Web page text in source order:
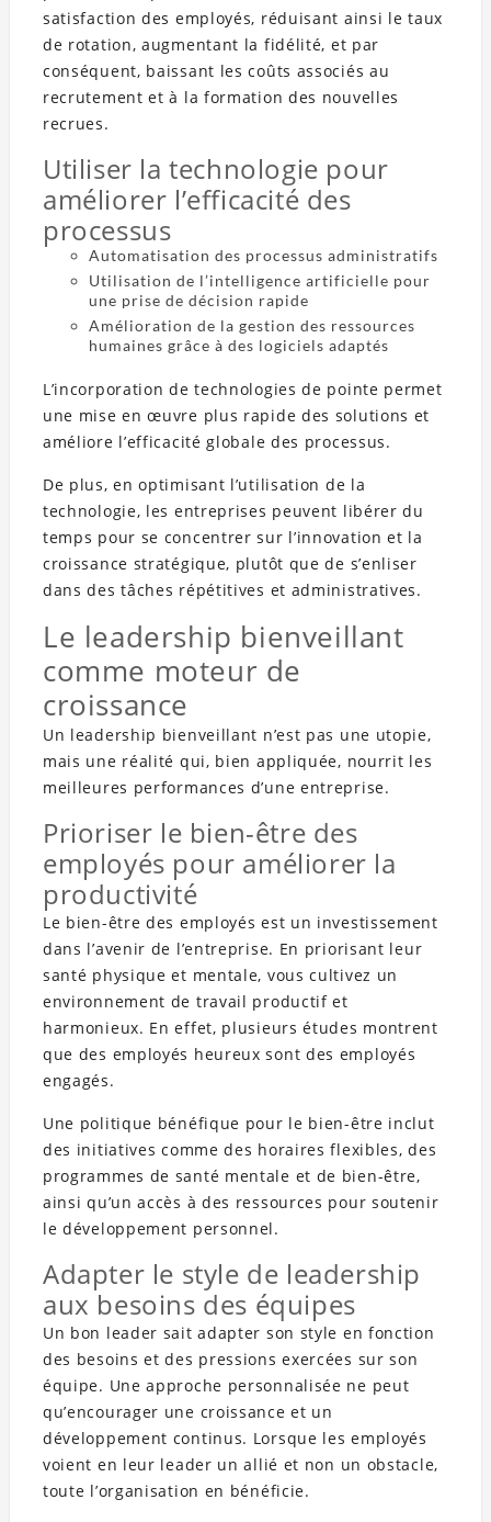
satisfaction des employés, réduisant ainsi le taux
de rotation, augmentant la fidélité, et par
conséquent, baissant les coûts associés au
recrutement et à la formation des nouvelles
recrues.
Utiliser la technologie pour
améliorer l’efficacité des
processus
Automatisation des processus administratifs
Utilisation de l’intelligence artificielle pour
une prise de décision rapide
Amélioration de la gestion des ressources
humaines grâce à des logiciels adaptés
L’incorporation de technologies de pointe permet
une mise en œuvre plus rapide des solutions et
améliore l’efficacité globale des processus.
De plus, en optimisant l’utilisation de la
technologie, les entreprises peuvent libérer du
temps pour se concentrer sur l’innovation et la
croissance stratégique, plutôt que de s’enliser
dans des tâches répétitives et administratives.
Le leadership bienveillant
comme moteur de
croissance
Un leadership bienveillant n’est pas une utopie,
mais une réalité qui, bien appliquée, nourrit les
meilleures performances d’une entreprise.
Prioriser le bien-être des
employés pour améliorer la
productivité
Le bien-être des employés est un investissement
dans l’avenir de l’entreprise. En priorisant leur
santé physique et mentale, vous cultivez un
environnement de travail productif et
harmonieux. En effet, plusieurs études montrent
que des employés heureux sont des employés
engagés.
Une politique bénéfique pour le bien-être inclut
des initiatives comme des horaires flexibles, des
programmes de santé mentale et de bien-être,
ainsi qu’un accès à des ressources pour soutenir
le développement personnel.
Adapter le style de leadership
aux besoins des équipes
Un bon leader sait adapter son style en fonction
des besoins et des pressions exercées sur son
équipe. Une approche personnalisée ne peut
qu’encourager une croissance et un
développement continus. Lorsque les employés
voient en leur leader un allié et non un obstacle,
toute l’organisation en bénéficie.